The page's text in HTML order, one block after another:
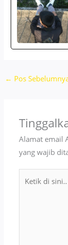
← Pos
Alamat email
yang wajib